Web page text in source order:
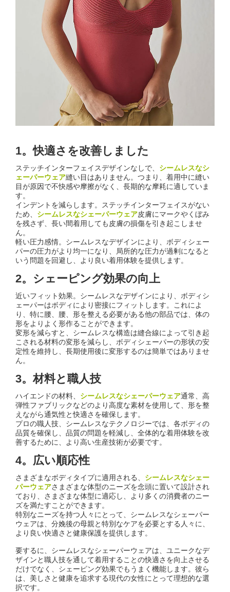
1。快適さを改善しました
ステッチインターフェイスデザインなしで、 シームレスなシ
ェーパーウェア縫い目はありません。つまり、着用中に縫い
目が原因で不快感や摩擦がなく、長期的な摩耗に適していま
す。
インデントを減らします。ステッチインターフェイスがない
ため、 シームレスなシェーパーウェア皮膚にマークやくぼみ
を残さず、長い間着用しても皮膚の損傷を引き起こしませ
ん。
軽い圧力感情。シームレスなデザインにより、ボディシェー
パーの圧力がより均一になり、局所的な圧力が過剰になると
いう問題を回避し、より良い着用体験を提供します。
2。シェーピング効果の向上
近いフィット効果。シームレスなデザインにより、ボディシ
ェーパーはボディにより密接にフィットします。これによ
り、特に腰、腰、形を整える必要がある他の部品では、体の
形をよりよく形作ることができます。
変形を減らすと、シームレスな構造は縫合線によって引き起
こされる材料の変形を減らし、ボディシェーパーの形状の安
定性を維持し、長期使用後に変形するのは簡単ではありませ
ん。
3。材料と職人技
ハイエンドの材料、 シームレスなシェーパーウェア通常、高
弾性ファブリックなどのより高度な素材を使用して、形を整
えながら通気性と快適さを確保します。
プロの職人技、シームレスなテクノロジーでは、各ボディの
品質を確保し、品質の問題を軽減し、全体的な着用体験を改
善するために、より高い生産技術が必要です。
4。広い順応性
さまざまなボディタイプに適用される、 シームレスなシェー
パーウェアさまざまな体型のニーズを念頭に置いて設計され
ており、さまざまな体型に適応し、より多くの消費者のニー
ズを満たすことができます。
特別なニーズを持つ人々にとって、シームレスなシェーパー
ウェアは、分娩後の母親と特別なケアを必要とする人々に、
より良い快適さと健康保護を提供します。
要するに、シームレスなシェーパーウェアは、ユニークなデ
ザインと職人技を通して着用することの快適さを向上させる
だけでなく、シェーピング効果でもうまく機能します。彼ら
は、美しさと健康を追求する現代の女性にとって理想的な選
択です。